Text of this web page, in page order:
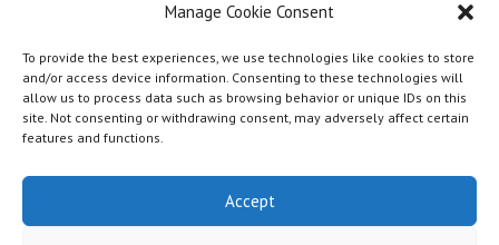
Manage Cookie Consent
To provide the best experiences, we use technologies like cookies to store
and/or access device information. Consenting to these technologies will
allow us to process data such as browsing behavior or unique IDs on this
site. Not consenting or withdrawing consent, may adversely affect certain
features and functions.
Accept
Acceso Intranet Dismet